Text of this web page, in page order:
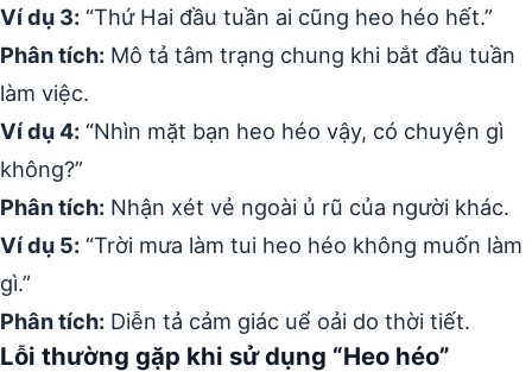
Ví dụ 3: “Thứ Hai đầu tuần ai cũng heo héo hết.”
Phân tích: Mô tả tâm trạng chung khi bắt đầu tuần
làm việc.
Ví dụ 4: “Nhìn mặt bạn heo héo vậy, có chuyện gì
không?”
Phân tích: Nhận xét vẻ ngoài ủ rũ của người khác.
Ví dụ 5: “Trời mưa làm tui heo héo không muốn làm
gì.”
Phân tích: Diễn tả cảm giác uể oải do thời tiết.
Lỗi thường gặp khi sử dụng “Heo héo”